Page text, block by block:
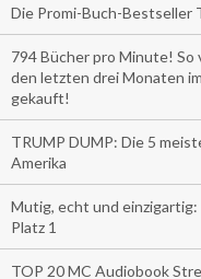
Die Promi-Buch-Bestseller
794 Bücher pro Minute!
den letzten drei Monaten
gekauft!
TRUMP DUMP: Die 5
Amerika
Mutig, echt und
Platz 1
TOP 20 MC Audiobook